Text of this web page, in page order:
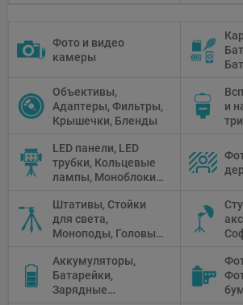
Фото и видео
камеры
Объективы,
Адаптеры, Фильтры,
Крышечки, Бленды
и
LED панели, LED
трубки, Кольцевые
лампы, Моноблоки,
Флуоресцентное и
галогенное
освещение
Штативы, Стойки
для света,
Моноподы, Головы
Аккумуляторы,
Батарейки,
Зарядные